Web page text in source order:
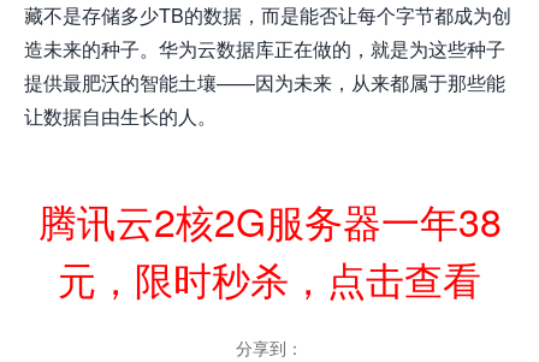
藏不是存储多少TB的数据，而是能否让每个字节都成为创
造未来的种子。华为云数据库正在做的，就是为这些种子
提供最肥沃的智能土壤——因为未来，从来都属于那些能
让数据自由生长的人。
腾讯云2核2G服务器一年38
元，限时秒杀，点击查看
分享到：